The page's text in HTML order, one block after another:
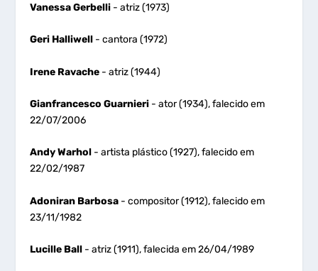
Vanessa Gerbelli - atriz (1973)
Geri Halliwell - cantora (1972)
Irene Ravache - atriz (1944)
Gianfrancesco Guarnieri - ator (1934), falecido em
22/07/2006
Andy Warhol - artista plástico (1927), falecido em
22/02/1987
Adoniran Barbosa - compositor (1912), falecido em
23/11/1982
Lucille Ball - atriz (1911), falecida em 26/04/1989